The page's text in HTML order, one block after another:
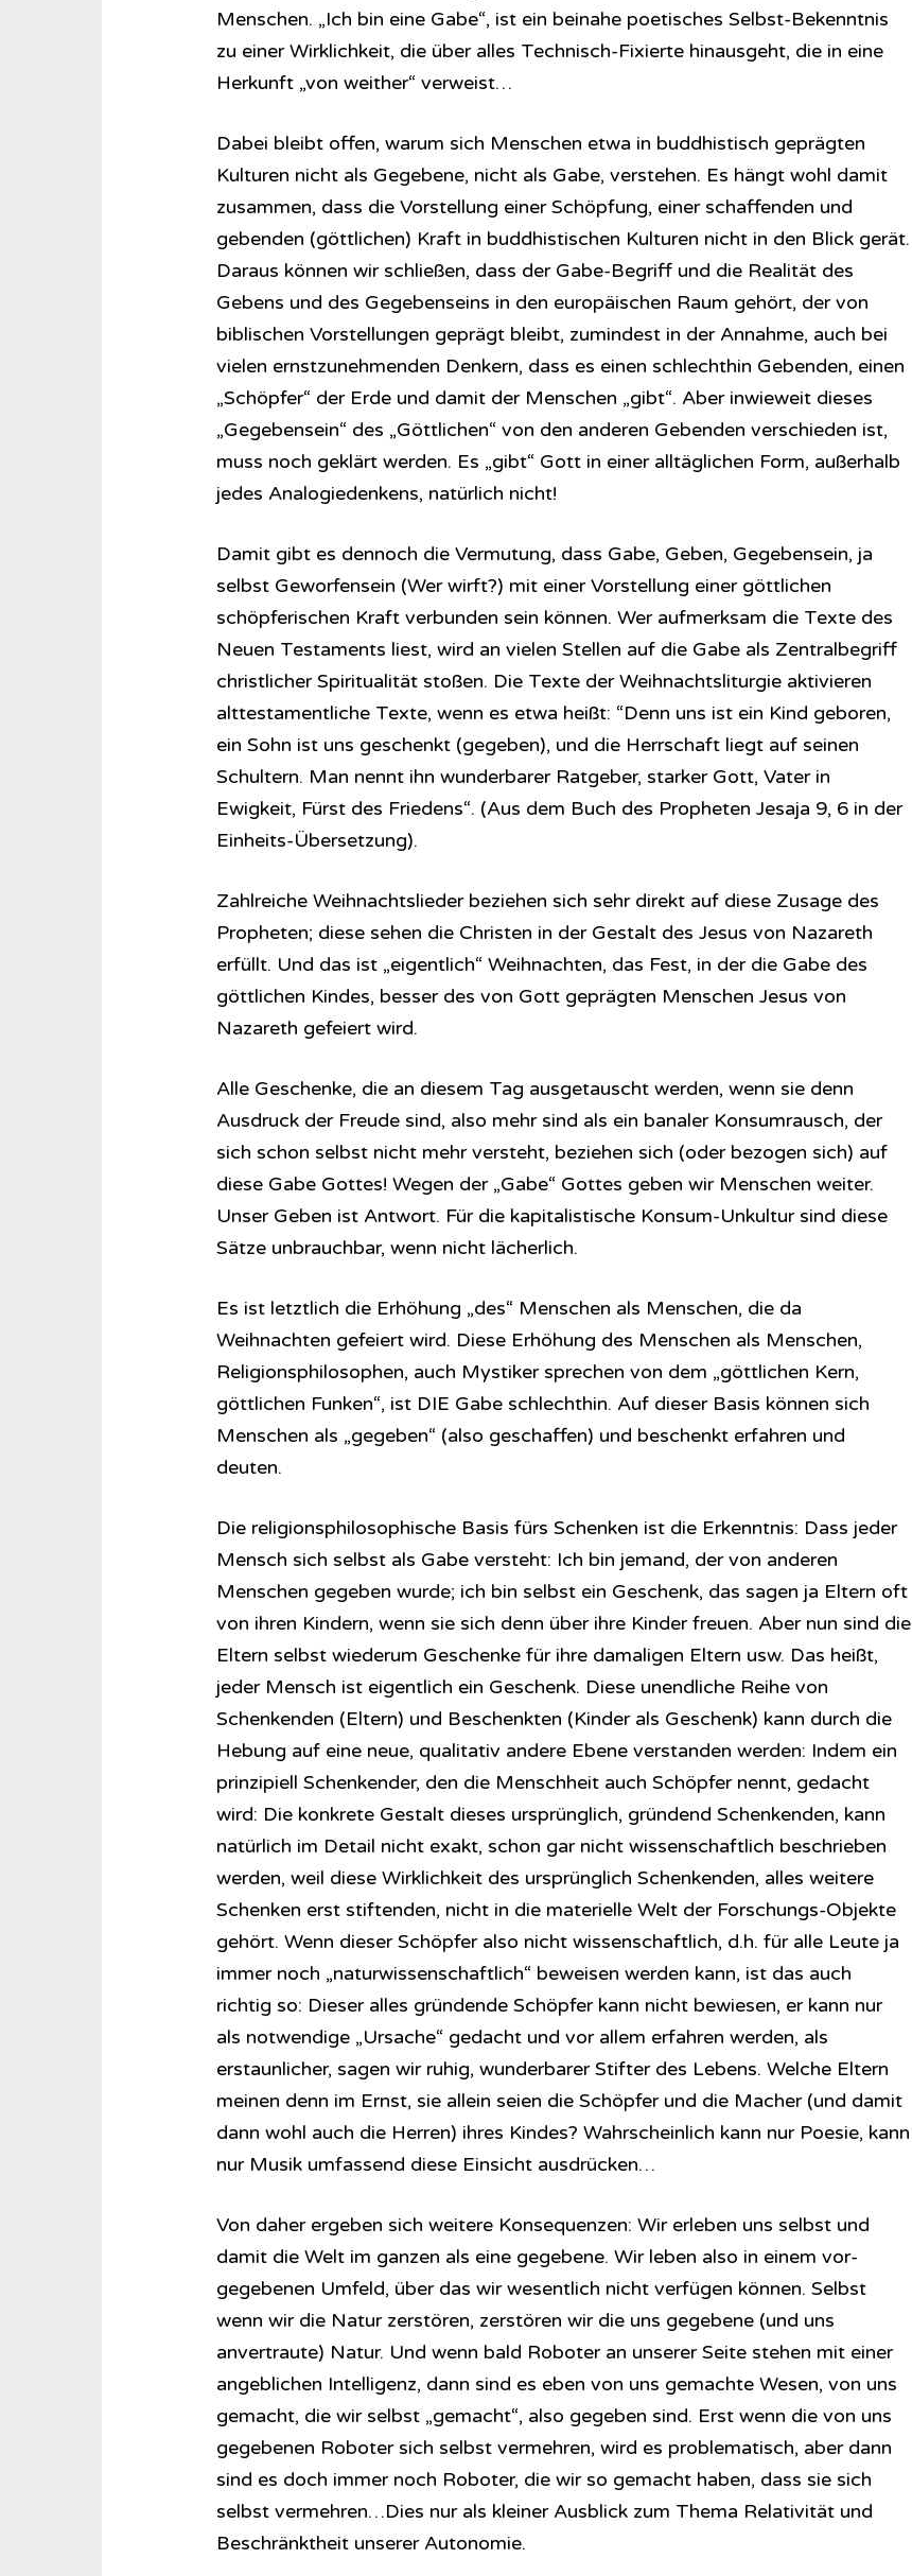
Menschen. „Ich bin eine Gabe“, ist ein beinahe poetisches Selbst-Bekenntnis
zu einer Wirklichkeit, die über alles Technisch-Fixierte hinausgeht, die in eine
Herkunft „von weither“ verweist…
Dabei bleibt offen, warum sich Menschen etwa in buddhistisch geprägten
Kulturen nicht als Gegebene, nicht als Gabe, verstehen. Es hängt wohl damit
zusammen, dass die Vorstellung einer Schöpfung, einer schaffenden und
gebenden (göttlichen) Kraft in buddhistischen Kulturen nicht in den Blick gerät.
Daraus können wir schließen, dass der Gabe-Begriff und die Realität des
Gebens und des Gegebenseins in den europäischen Raum gehört, der von
biblischen Vorstellungen geprägt bleibt, zumindest in der Annahme, auch bei
vielen ernstzunehmenden Denkern, dass es einen schlechthin Gebenden, einen
„Schöpfer“ der Erde und damit der Menschen „gibt“. Aber inwieweit dieses
„Gegebensein“ des „Göttlichen“ von den anderen Gebenden verschieden ist,
muss noch geklärt werden. Es „gibt“ Gott in einer alltäglichen Form, außerhalb
jedes Analogiedenkens, natürlich nicht!
Damit gibt es dennoch die Vermutung, dass Gabe, Geben, Gegebensein, ja
selbst Geworfensein (Wer wirft?) mit einer Vorstellung einer göttlichen
schöpferischen Kraft verbunden sein können. Wer aufmerksam die Texte des
Neuen Testaments liest, wird an vielen Stellen auf die Gabe als Zentralbegriff
christlicher Spiritualität stoßen. Die Texte der Weihnachtsliturgie aktivieren
alttestamentliche Texte, wenn es etwa heißt: “Denn uns ist ein Kind geboren,
ein Sohn ist uns geschenkt (gegeben), und die Herrschaft liegt auf seinen
Schultern. Man nennt ihn wunderbarer Ratgeber, starker Gott, Vater in
Ewigkeit, Fürst des Friedens“. (Aus dem Buch des Propheten Jesaja 9, 6 in der
Einheits-Übersetzung).
Zahlreiche Weihnachtslieder beziehen sich sehr direkt auf diese Zusage des
Propheten; diese sehen die Christen in der Gestalt des Jesus von Nazareth
erfüllt. Und das ist „eigentlich“ Weihnachten, das Fest, in der die Gabe des
göttlichen Kindes, besser des von Gott geprägten Menschen Jesus von
Nazareth gefeiert wird.
Alle Geschenke, die an diesem Tag ausgetauscht werden, wenn sie denn
Ausdruck der Freude sind, also mehr sind als ein banaler Konsumrausch, der
sich schon selbst nicht mehr versteht, beziehen sich (oder bezogen sich) auf
diese Gabe Gottes! Wegen der „Gabe“ Gottes geben wir Menschen weiter.
Unser Geben ist Antwort. Für die kapitalistische Konsum-Unkultur sind diese
Sätze unbrauchbar, wenn nicht lächerlich.
Es ist letztlich die Erhöhung „des“ Menschen als Menschen, die da
Weihnachten gefeiert wird. Diese Erhöhung des Menschen als Menschen,
Religionsphilosophen, auch Mystiker sprechen von dem „göttlichen Kern,
göttlichen Funken“, ist DIE Gabe schlechthin. Auf dieser Basis können sich
Menschen als „gegeben“ (also geschaffen) und beschenkt erfahren und
deuten.
Die religionsphilosophische Basis fürs Schenken ist die Erkenntnis: Dass jeder
Mensch sich selbst als Gabe versteht: Ich bin jemand, der von anderen
Menschen gegeben wurde; ich bin selbst ein Geschenk, das sagen ja Eltern oft
von ihren Kindern, wenn sie sich denn über ihre Kinder freuen. Aber nun sind die
Eltern selbst wiederum Geschenke für ihre damaligen Eltern usw. Das heißt,
jeder Mensch ist eigentlich ein Geschenk. Diese unendliche Reihe von
Schenkenden (Eltern) und Beschenkten (Kinder als Geschenk) kann durch die
Hebung auf eine neue, qualitativ andere Ebene verstanden werden: Indem ein
prinzipiell Schenkender, den die Menschheit auch Schöpfer nennt, gedacht
wird: Die konkrete Gestalt dieses ursprünglich, gründend Schenkenden, kann
natürlich im Detail nicht exakt, schon gar nicht wissenschaftlich beschrieben
werden, weil diese Wirklichkeit des ursprünglich Schenkenden, alles weitere
Schenken erst stiftenden, nicht in die materielle Welt der Forschungs-Objekte
gehört. Wenn dieser Schöpfer also nicht wissenschaftlich, d.h. für alle Leute ja
immer noch „naturwissenschaftlich“ beweisen werden kann, ist das auch
richtig so: Dieser alles gründende Schöpfer kann nicht bewiesen, er kann nur
als notwendige „Ursache“ gedacht und vor allem erfahren werden, als
erstaunlicher, sagen wir ruhig, wunderbarer Stifter des Lebens. Welche Eltern
meinen denn im Ernst, sie allein seien die Schöpfer und die Macher (und damit
dann wohl auch die Herren) ihres Kindes? Wahrscheinlich kann nur Poesie, kann
nur Musik umfassend diese Einsicht ausdrücken…
Von daher ergeben sich weitere Konsequenzen: Wir erleben uns selbst und
damit die Welt im ganzen als eine gegebene. Wir leben also in einem vor-
gegebenen Umfeld, über das wir wesentlich nicht verfügen können. Selbst
wenn wir die Natur zerstören, zerstören wir die uns gegebene (und uns
anvertraute) Natur. Und wenn bald Roboter an unserer Seite stehen mit einer
angeblichen Intelligenz, dann sind es eben von uns gemachte Wesen, von uns
gemacht, die wir selbst „gemacht“, also gegeben sind. Erst wenn die von uns
gegebenen Roboter sich selbst vermehren, wird es problematisch, aber dann
sind es doch immer noch Roboter, die wir so gemacht haben, dass sie sich
selbst vermehren…Dies nur als kleiner Ausblick zum Thema Relativität und
Beschränktheit unserer Autonomie.